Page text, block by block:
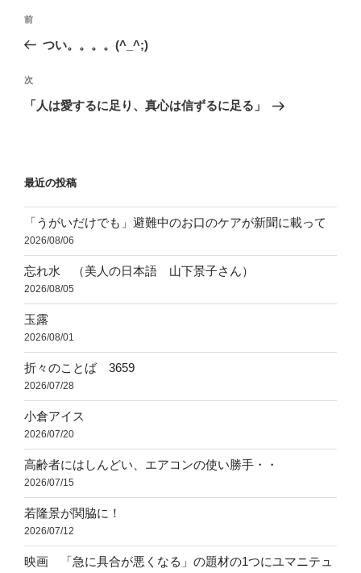
投
ビ
ゲ
ン
前
の
稿
前
つい。。。。(^_^;)
次
の
次
「人は愛するに足り、真心は信ずるに足る」
最近の投稿
「うがいだけでも」避難中のお口のケアが新聞に載って
2026/08/06
忘れ水 （美人の日本語 山下景子さん）
2026/08/05
玉露
2026/08/01
折々のことば 3659
2026/07/28
小倉アイス
2026/07/20
高齢者にはしんどい、エアコンの使い勝手・・
2026/07/15
若隆景が関脇に！
2026/07/12
映画 「急に具合が悪くなる」の題材の1つにユマニテュ